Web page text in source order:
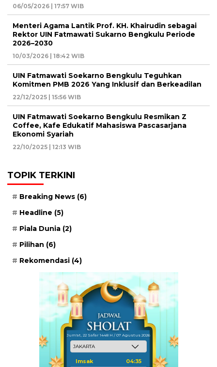
06/05/2026 | 17:57 WIB
Menteri Agama Lantik Prof. KH. Khairudin sebagai
Rektor UIN Fatmawati Sukarno Bengkulu Periode
2026–2030
10/03/2026 | 18:42 WIB
UIN Fatmawati Soekarno Bengkulu Teguhkan
Komitmen PMB 2026 Yang Inklusif dan Berkeadilan
22/12/2025 | 15:56 WIB
UIN Fatmawati Soekarno Bengkulu Resmikan Z
Coffee, Kafe Edukatif Mahasiswa Pascasarjana
Ekonomi Syariah
22/10/2025 | 12:13 WIB
TOPIK TERKINI
Breaking News (6)
Headline (5)
Piala Dunia (2)
Pilihan (6)
Rekomendasi (4)
Jum'at, 22 Safar 1448 H / 07 Agustus 2026
Imsak 04:35